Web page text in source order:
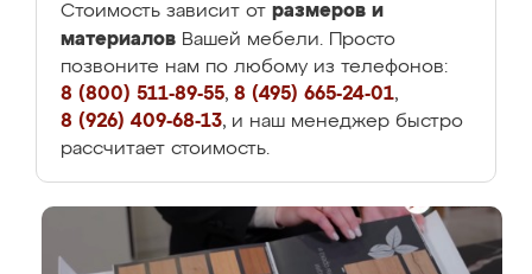
Стоимость зависит от размеров и
материалов Вашей мебели. Просто
позвоните нам по любому из телефонов:
8 (800) 511-89-55, 8 (495) 665-24-01,
8 (926) 409-68-13, и наш менеджер быстро
рассчитает стоимость.